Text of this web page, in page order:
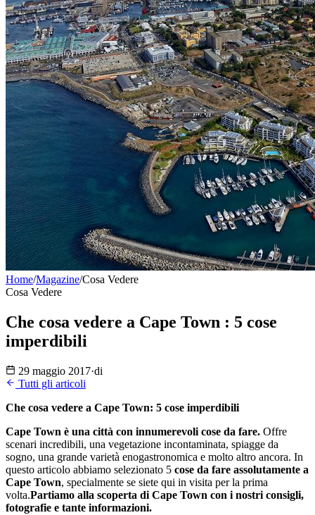
Home/Magazine/Cosa Vedere
Cosa Vedere
Che cosa vedere a Cape Town : 5 cose
imperdibili
29 maggio 2017·di
Tutti gli articoli
Che cosa vedere a Cape Town: 5 cose imperdibili
Cape Town è una città con innumerevoli cose da fare. Offre
scenari incredibili, una vegetazione incontaminata, spiagge da
sogno, una grande varietà enogastronomica e molto altro ancora. In
questo articolo abbiamo selezionato 5 cose da fare assolutamente a
Cape Town, specialmente se siete qui in visita per la prima
volta.Partiamo alla scoperta di Cape Town con i nostri consigli,
fotografie e tante informazioni.